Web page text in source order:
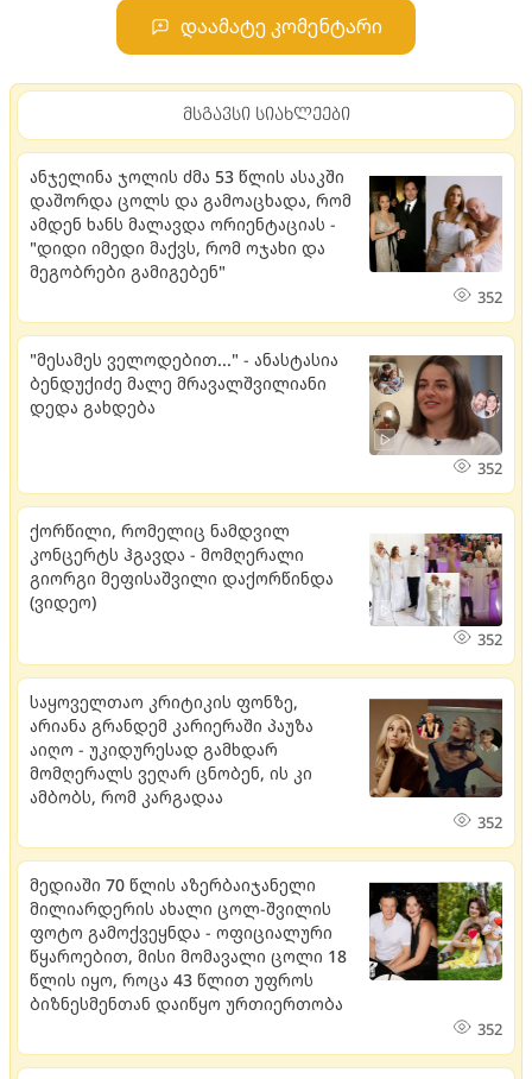
დაამატე კომენტარი
მსგავსი სიახლეები
ანჯელინა ჯოლის ძმა 53 წლის ასაკში
დაშორდა ცოლს და გამოაცხადა, რომ
ამდენ ხანს მალავდა ორიენტაციას -
"დიდი იმედი მაქვს, რომ ოჯახი და
მეგობრები გამიგებენ"
352
"მესამეს ველოდებით..." - ანასტასია
ბენდუქიძე მალე მრავალშვილიანი
დედა გახდება
352
ქორწილი, რომელიც ნამდვილ
კონცერტს ჰგავდა - მომღერალი
გიორგი მეფისაშვილი დაქორწინდა
(ვიდეო)
352
საყოველთაო კრიტიკის ფონზე,
არიანა გრანდემ კარიერაში პაუზა
აიღო - უკიდურესად გამხდარ
მომღერალს ვეღარ ცნობენ, ის კი
ამბობს, რომ კარგადაა
352
მედიაში 70 წლის აზერბაიჯანელი
მილიარდერის ახალი ცოლ-შვილის
ფოტო გამოქვეყნდა - ოფიციალური
წყაროებით, მისი მომავალი ცოლი 18
წლის იყო, როცა 43 წლით უფროს
ბიზნესმენთან დაიწყო ურთიერთობა
352